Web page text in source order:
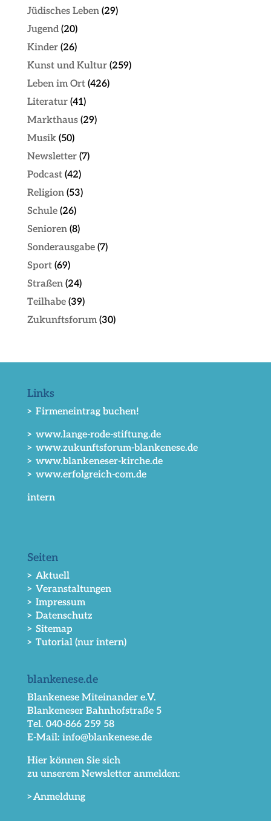
Jüdisches Leben(29)
Jugend(20)
Kinder(26)
Kunst und Kultur(259)
Leben im Ort(426)
Literatur(41)
Markthaus(29)
Musik(50)
Newsletter(7)
Podcast(42)
Religion(53)
Schule(26)
Senioren(8)
Sonderausgabe(7)
Sport(69)
Straßen(24)
Teilhabe(39)
Zukunftsforum(30)
Links
> Firmeneintrag buchen!
> www.lange-rode-stiftung.de
> www.zukunftsforum-blankenese.de
> www.blankeneser-kirche.de
> www.erfolgreich-com.de
intern
Seiten
> Aktuell
> Veranstaltungen
> Impressum
> Datenschutz
> Sitemap
> Tutorial (nur intern)
blankenese.de
Blankenese Miteinander e.V.
Blankeneser Bahnhofstraße 5
Tel. 040-866 259 58
E-Mail: info@blankenese.de
Hier können Sie sich
zu unserem Newsletter anmelden:
>Anmeldung